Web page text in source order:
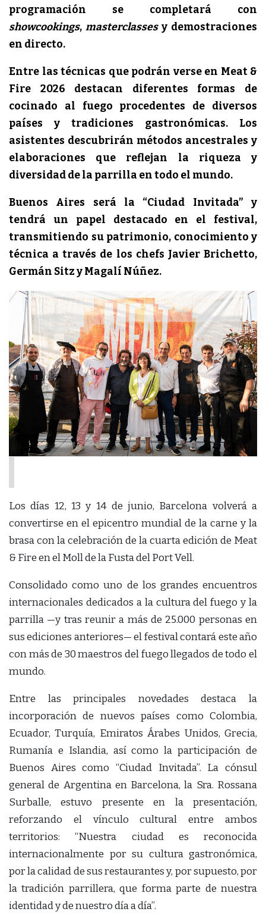
programación se completará con
showcookings, masterclassesy demostraciones
en directo.
Entre las técnicas que podrán verse en Meat &
Fire 2026 destacan diferentes formas de
cocinado al fuego procedentes de diversos
países y tradiciones gastronómicas. Los
asistentes descubrirán métodos ancestrales y
elaboraciones que reflejan la riqueza y
diversidad de la parrilla en todo el mundo.
Buenos Aires será la “Ciudad Invitada” y
tendrá un papel destacado en el festival,
transmitiendo su patrimonio, conocimiento y
técnica a través de los chefs Javier Brichetto,
Germán Sitz y Magalí Núñez.
Los días 12, 13 y 14 de junio, Barcelona volverá a
convertirse en el epicentro mundial de la carne y la
brasa con la celebración de la cuarta edición de Meat
& Fire en el Moll de la Fusta del Port Vell.
Consolidado como uno de los grandes encuentros
internacionales dedicados a la cultura del fuego y la
parrilla —y tras reunir a más de 25.000 personas en
sus ediciones anteriores— el festival contará este año
con más de 30 maestros del fuego llegados de todo el
mundo.
Entre las principales novedades destaca la
incorporación de nuevos países como Colombia,
Ecuador, Turquía, Emiratos Árabes Unidos, Grecia,
Rumanía e Islandia, así como la participación de
Buenos Aires como “Ciudad Invitada”. La cónsul
general de Argentina en Barcelona, la Sra. Rossana
Surballe, estuvo presente en la presentación,
reforzando el vínculo cultural entre ambos
territorios: “Nuestra ciudad es reconocida
internacionalmente por su cultura gastronómica,
por la calidad de sus restaurantes y, por supuesto, por
la tradición parrillera, que forma parte de nuestra
identidad y de nuestro día a día”.